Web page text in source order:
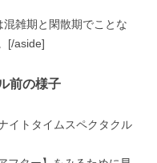
混雑期と閑散期でことな
[/aside]
前の様子
イトタイムスペクタクル